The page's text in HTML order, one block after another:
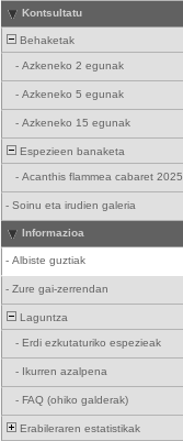
Kontsultatu
Behaketak
- Azkeneko 2 egunak
- Azkeneko 5 egunak
- Azkeneko 15 egunak
Espezieen banaketa
- Acanthis flammea cabaret 2025
- Soinu eta irudien galeria
Informazioa
- Albiste guztiak
- Zure gai-zerrendan
Laguntza
- Erdi ezkutaturiko espezieak
- Ikurren azalpena
- FAQ (ohiko galderak)
Erabileraren estatistikak